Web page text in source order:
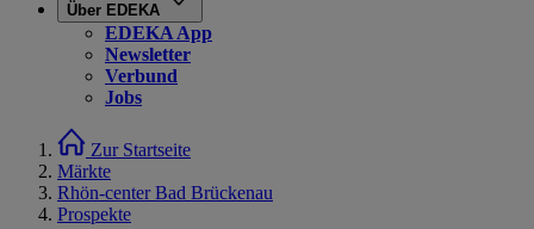
Über EDEKA
EDEKA App
Newsletter
Verbund
Jobs
Zur Startseite
Märkte
Rhön-center Bad Brückenau
Prospekte